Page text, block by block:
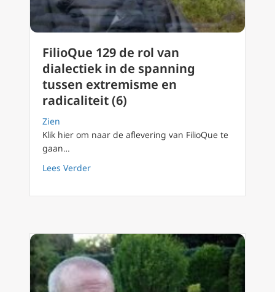
FilioQue 129 de rol van
dialectiek in de spanning
tussen extremisme en
radicaliteit (6)
Zien
Klik hier om naar de aflevering van FilioQue te
gaan…
Lees Verderabout FilioQue 129 de rol van dialectiek in